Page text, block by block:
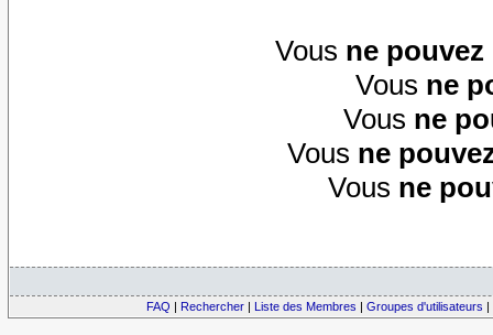
Vous ne pouvez
Vous ne
Vous ne
Vous ne
Vous ne
FAQ | Rechercher | Liste des Membres | Groupes d'utilisateurs |